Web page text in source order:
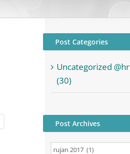
Post Categories
Uncategorized @hr
(30)
Post Archives
Post